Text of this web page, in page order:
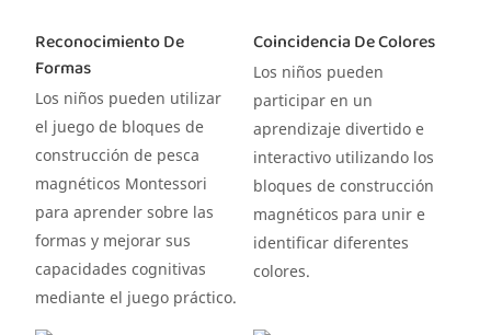
Reconocimiento De
Formas
Los niños pueden utilizar
el juego de bloques de
construcción de pesca
magnéticos Montessori
para aprender sobre las
formas y mejorar sus
capacidades cognitivas
mediante el juego práctico.
Coincidencia De Colores
Los niños pueden
participar en un
aprendizaje divertido e
interactivo utilizando los
bloques de construcción
magnéticos para unir e
identificar diferentes
colores.